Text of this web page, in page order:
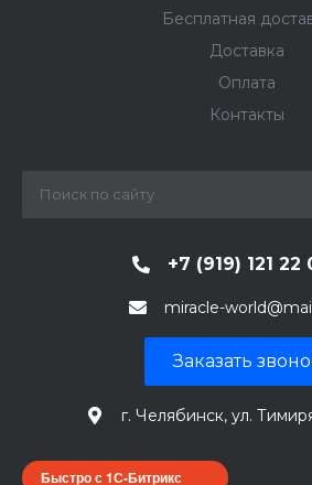
Бесплатная
Доставка
Оплата
Контакты
+7 (919) 121 22
miracle-
Заказать
г. Челябинск, ул.
Быстро с 1С-Битрикс